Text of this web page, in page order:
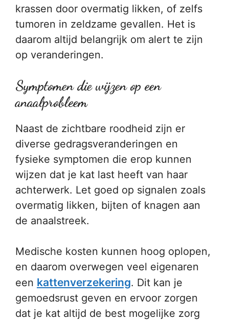
krassen door overmatig likken, of zelfs
tumoren in zeldzame gevallen. Het is
daarom altijd belangrijk om alert te zijn
op veranderingen.
Symptomen die wijzen op een
anaalprobleem
Naast de zichtbare roodheid zijn er
diverse gedragsveranderingen en
fysieke symptomen die erop kunnen
wijzen dat je kat last heeft van haar
achterwerk. Let goed op signalen zoals
overmatig likken, bijten of knagen aan
de anaalstreek.
Medische kosten kunnen hoog oplopen,
en daarom overwegen veel eigenaren
een kattenverzekering. Dit kan je
gemoedsrust geven en ervoor zorgen
dat je kat altijd de best mogelijke zorg